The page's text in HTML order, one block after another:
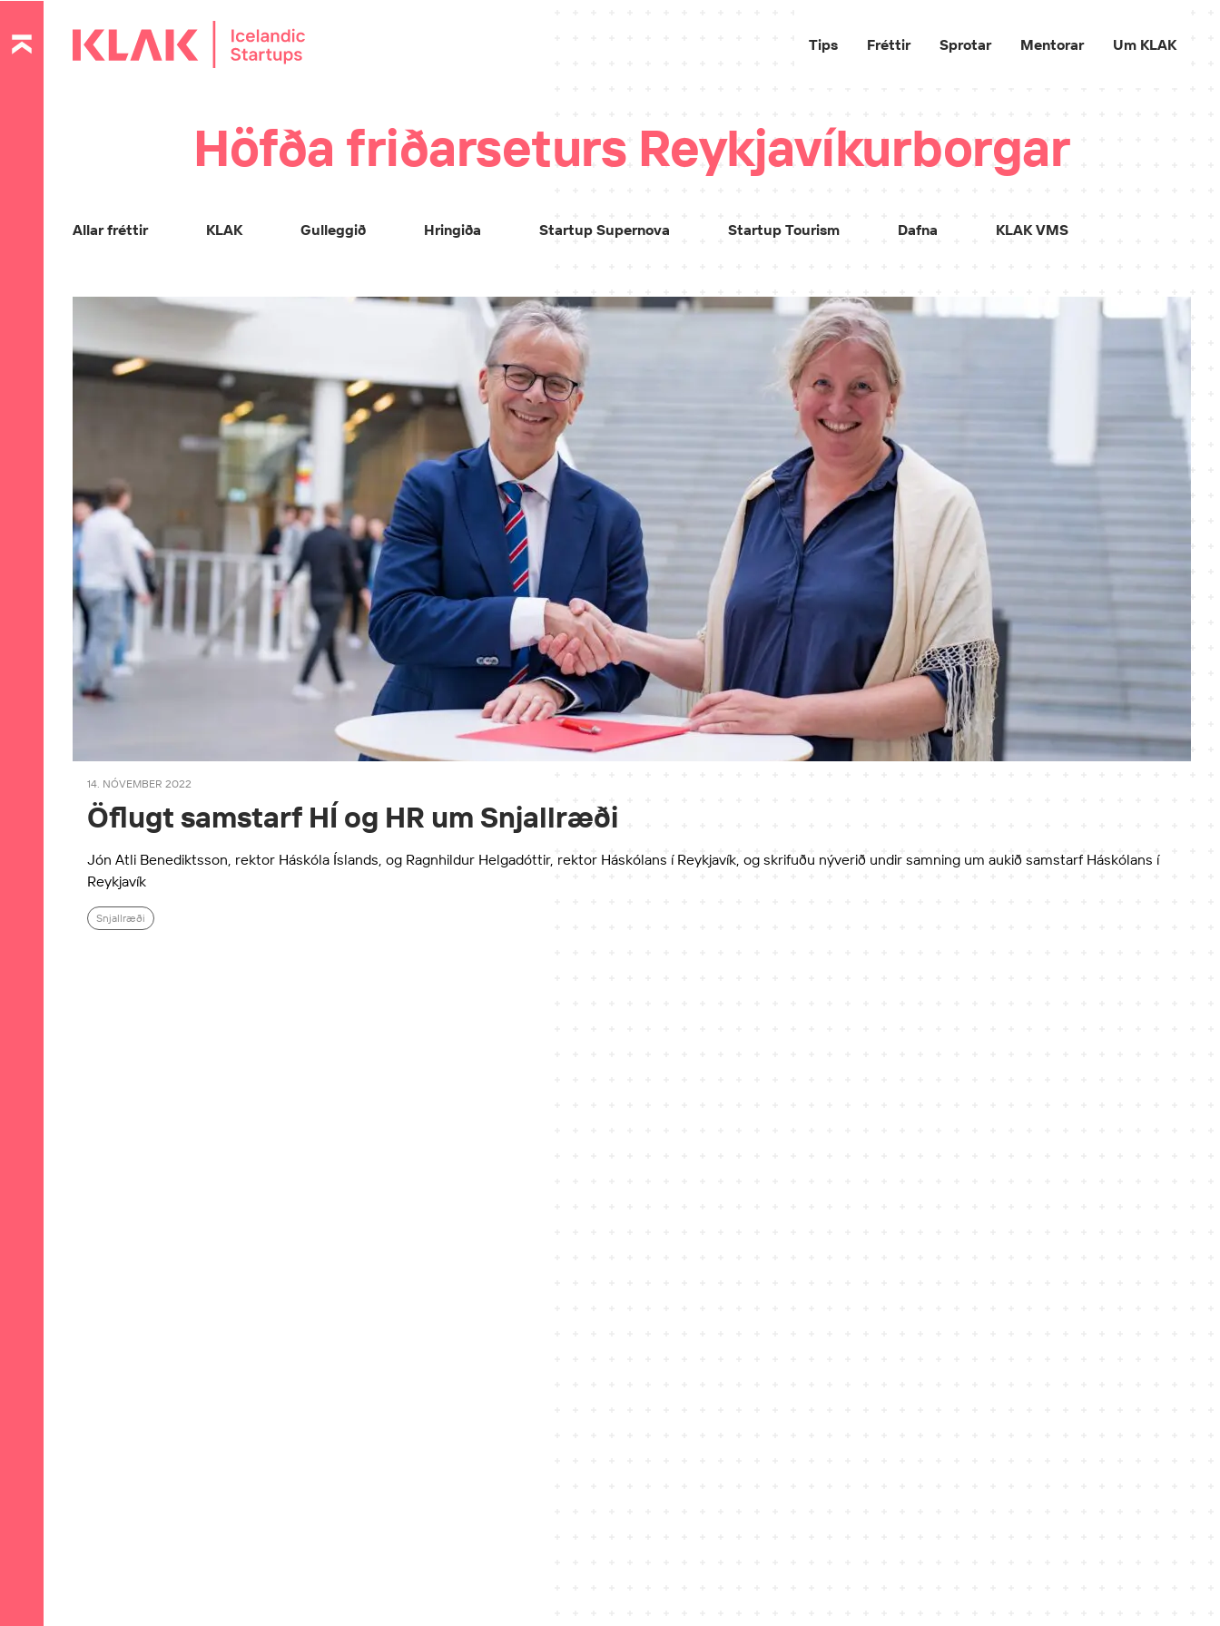
Tips Fréttir Sprotar Mentorar Um KLAK
Höfða friðarseturs Reykjavíkurborgar
Allar fréttir KLAK Gulleggið Hringiða Startup Supernova Startup Tourism Dafna KLAK VMS
14. NÓVEMBER 2022
Öflugt samstarf HÍ og HR um Snjallræði
Jón Atli Benediktsson, rektor Háskóla Íslands, og Ragnhildur Helgadóttir, rektor Háskólans í Reykjavík, og skrifuðu nýverið undir samning um aukið samstarf Háskólans í
Reykjavík
Snjallræði